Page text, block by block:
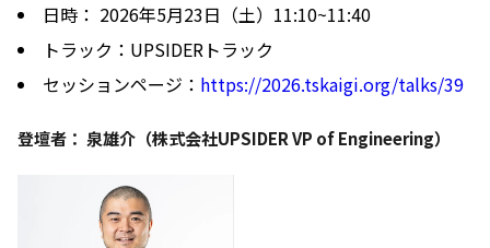
日時： 2026年5月23日（土）11:10~11:40
トラック：UPSIDERトラック
セッションページ： https://2026.tskaigi.org/talks/39
登壇者： 泉雄介（株式会社UPSIDER VP of Engineering）